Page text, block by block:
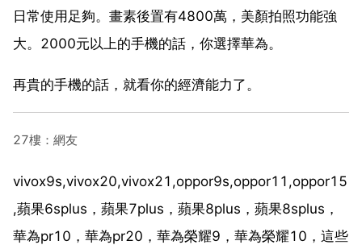
日常使用足夠。畫素後置有4800萬，美顏拍照功能強
大。2000元以上的手機的話，你選擇華為。
再貴的手機的話，就看你的經濟能力了。
27樓：網友
vivox9s,vivox20,vivox21,oppor9s,oppor11,oppor15
,蘋果6splus，蘋果7plus，蘋果8plus，蘋果8splus，
華為pr10，華為pr20，華為榮耀9，華為榮耀10，這些